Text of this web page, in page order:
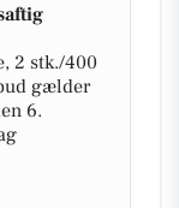
2 stk./400
gælder
6.